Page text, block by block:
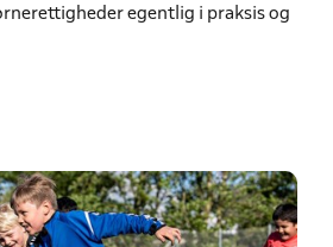
egentlig i praksis og